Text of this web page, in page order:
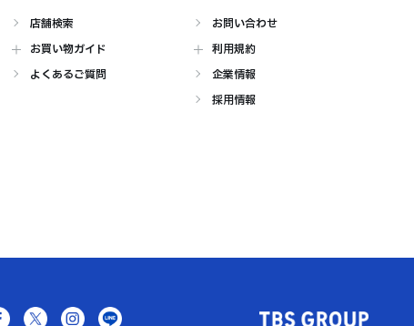
店舗検索
お買い物ガイド
よくあるご質問
お問い合わせ
利用規約
企業情報
採用情報